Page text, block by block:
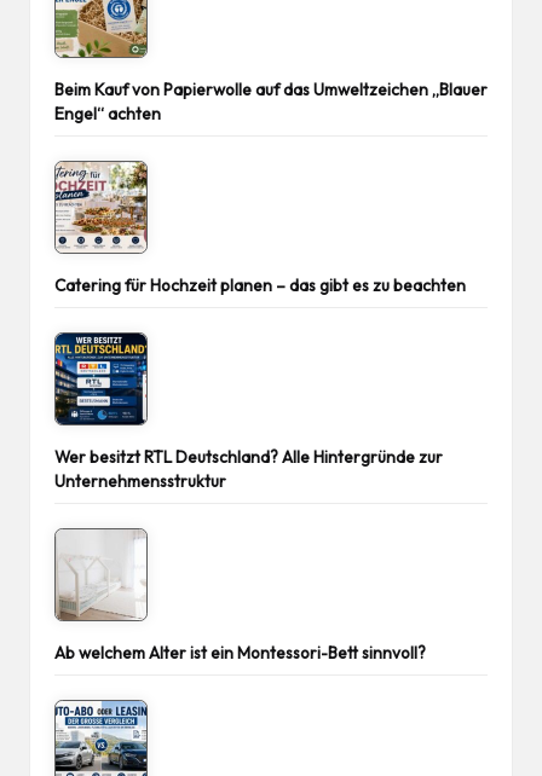
Beim Kauf von Papierwolle auf das Umweltzeichen „Blauer
Engel“ achten
Catering für Hochzeit planen – das gibt es zu beachten
Wer besitzt RTL Deutschland? Alle Hintergründe zur
Unternehmensstruktur
Ab welchem Alter ist ein Montessori-Bett sinnvoll?